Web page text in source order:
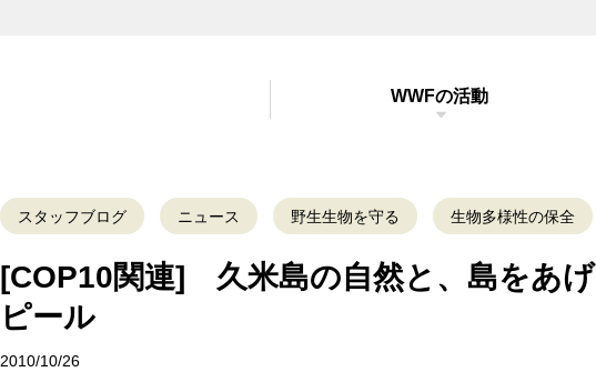
WWFの活動
スタッフブログ ニュース 野生生物を守る 生物多様性の保全
[COP10関連] 久米島の自然と、島をあ
ピール
2010/10/26